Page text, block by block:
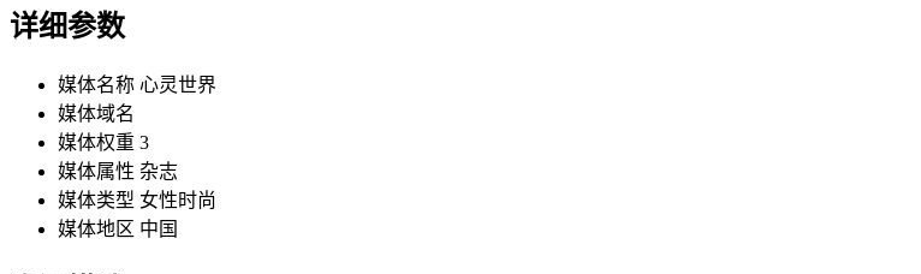
详细参数
媒体名称 心灵世界
媒体域名
媒体权重 3
媒体属性 杂志
媒体类型 女性时尚
媒体地区 中国